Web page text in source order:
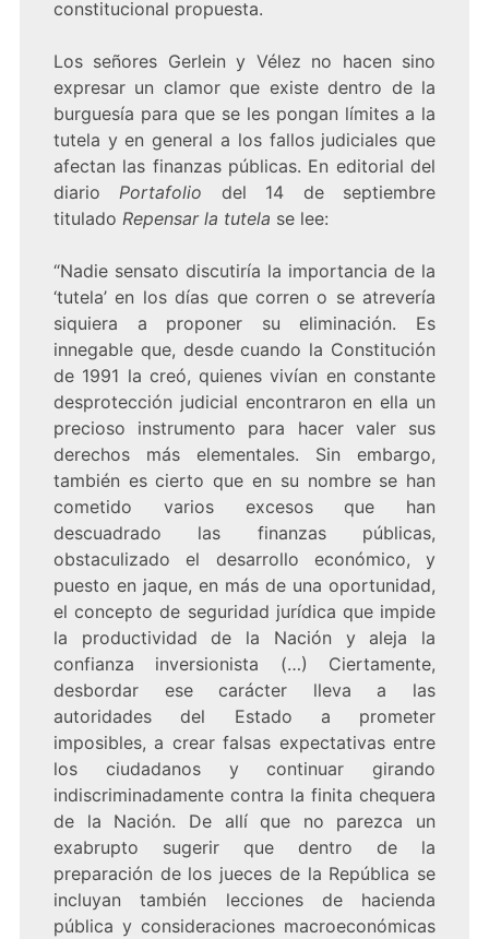
constitucional propuesta.
Los señores Gerlein y Vélez no hacen sino
expresar un clamor que existe dentro de la
burguesía para que se les pongan límites a la
tutela y en general a los fallos judiciales que
afectan las finanzas públicas. En editorial del
diarioPortafolio del 14 de septiembre
titulado Repensar la tutela se lee:
“Nadie sensato discutiría la importancia de la
‘tutela’ en los días que corren o se atrevería
siquiera a proponer su eliminación. Es
innegable que, desde cuando la Constitución
de 1991 la creó, quienes vivían en constante
desprotección judicial encontraron en ella un
precioso instrumento para hacer valer sus
derechos más elementales. Sin embargo,
también es cierto que en su nombre se han
cometido varios excesos que han
descuadrado las finanzas públicas,
obstaculizado el desarrollo económico, y
puesto en jaque, en más de una oportunidad,
el concepto de seguridad jurídica que impide
la productividad de la Nación y aleja la
confianza inversionista (…) Ciertamente,
desbordar ese carácter lleva a las
autoridades del Estado a prometer
imposibles, a crear falsas expectativas entre
los ciudadanos y continuar girando
indiscriminadamente contra la finita chequera
de la Nación. De allí que no parezca un
exabrupto sugerir que dentro de la
preparación de los jueces de la República se
incluyan también lecciones de hacienda
pública y consideraciones macroeconómicas